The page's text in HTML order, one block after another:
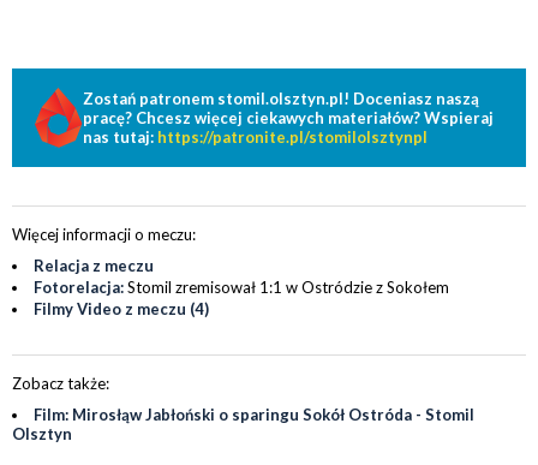
Zostań patronem stomil.olsztyn.pl! Doceniasz naszą
pracę? Chcesz więcej ciekawych materiałów? Wspieraj
nas tutaj: https://patronite.pl/stomilolsztynpl
Więcej informacji o meczu:
Relacja z meczu
Fotorelacja:Stomil zremisował 1:1 w Ostródzie z Sokołem
Filmy Video z meczu (4)
Zobacz także:
Film: Mirosłąw Jabłoński o sparingu Sokół Ostróda - Stomil
Olsztyn